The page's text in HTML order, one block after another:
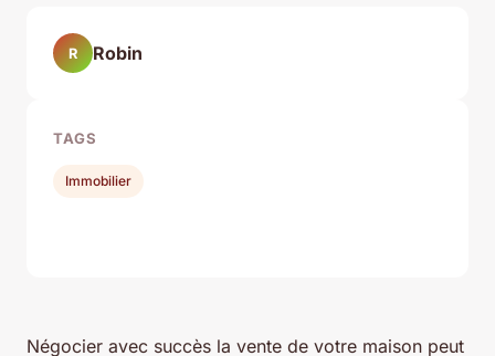
Négocier avec succès la vente de votre maison peut
R Robin
TAGS
Immobilier